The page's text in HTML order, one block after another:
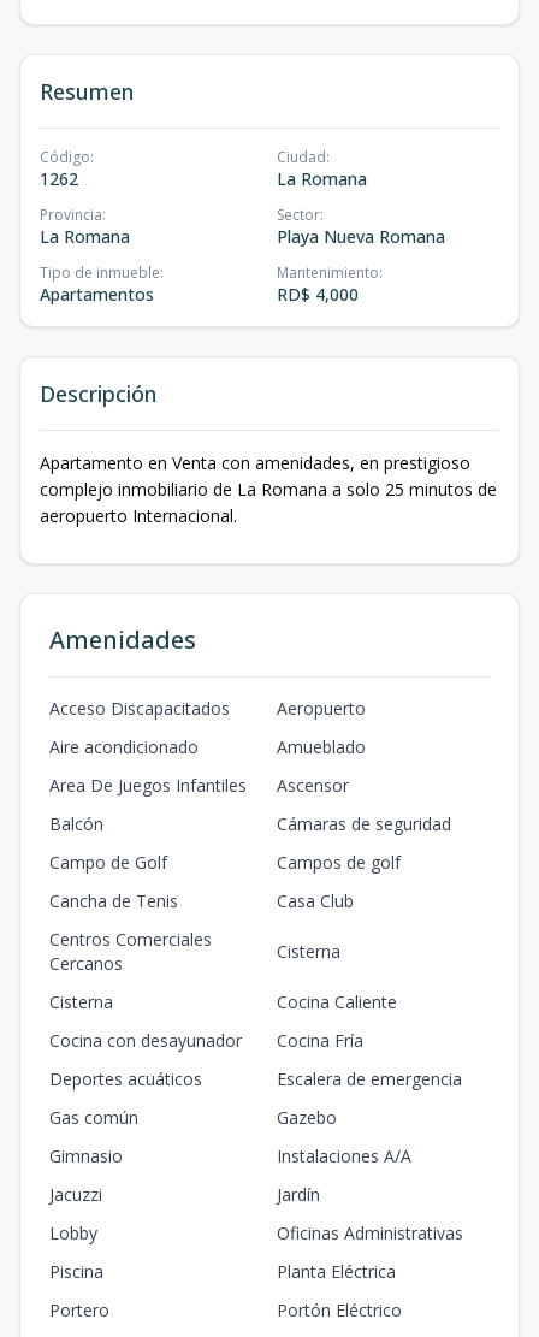
Resumen
Código:
1262
Ciudad:
La Romana
Provincia:
La Romana
Sector:
Playa Nueva Romana
Tipo de inmueble:
Apartamentos
Mantenimiento:
RD$ 4,000
Descripción
Apartamento en Venta con amenidades, en prestigioso
complejo inmobiliario de La Romana a solo 25 minutos de
aeropuerto Internacional.
Amenidades
Acceso Discapacitados
Aeropuerto
Aire acondicionado
Amueblado
Area De Juegos Infantiles
Ascensor
Balcón
Cámaras de seguridad
Campo de Golf
Campos de golf
Cancha de Tenis
Casa Club
Centros Comerciales
Cercanos
Cisterna
Cisterna
Cocina Caliente
Cocina con desayunador
Cocina Fría
Deportes acuáticos
Escalera de emergencia
Gas común
Gazebo
Gimnasio
Instalaciones A/A
Jacuzzi
Jardín
Lobby
Oficinas Administrativas
Piscina
Planta Eléctrica
Portero
Portón Eléctrico